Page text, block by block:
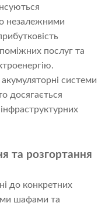
незалежними
послуг та
акумуляторні системи
досягається
та розгортання
до конкретних
шафами та